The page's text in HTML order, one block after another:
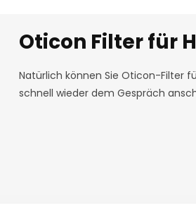
Oticon Filter für
Natürlich können Sie Oticon-Filter
schnell wieder dem Gespräch